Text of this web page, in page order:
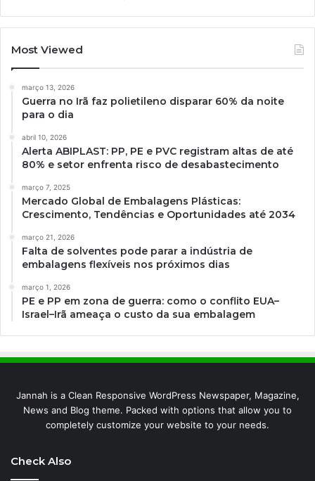
Most Viewed
março 13, 2026
Guerra no Irã faz polietileno disparar 60% da noite
para o dia
abril 10, 2026
Alerta ABIPLAST: PP, PE e PVC registram altas de até
80% e setor enfrenta risco de desabastecimento
março 7, 2025
Mercado Global de Embalagens Plásticas:
Crescimento, Tendências e Oportunidades até 2034
março 21, 2026
Falta de solventes pode parar a indústria de
embalagens flexíveis nos próximos dias
março 1, 2026
PE e PP em zona de guerra: como o conflito EUA–
Israel–Irã ameaça o custo da sua embalagem
Jannah is a Clean Responsive WordPress Newspaper, Magazine,
News and Blog theme. Packed with options that allow you to
completely customize your website to your needs.
Check Also